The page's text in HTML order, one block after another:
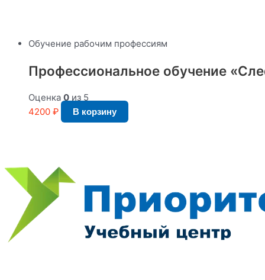
Обучение рабочим профессиям
Профессиональное обучение
Оценка 0 из 5
4200 ₽ В корзину